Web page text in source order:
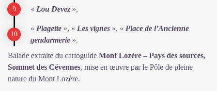
« Lou Devez »,
« Plagette », « Les vignes », « Place de l’Ancienne
gendarmerie ».
Balade extraite du cartoguide Mont Lozère – Pays des sources,
Sommet des Cévennes, mise en œuvre par le Pôle de pleine
nature du Mont Lozère.